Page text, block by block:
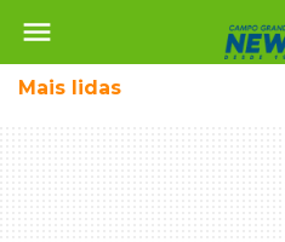
menu
Mais lidas